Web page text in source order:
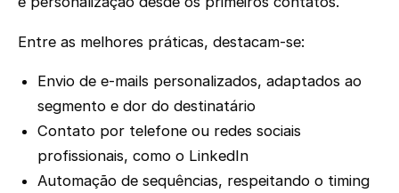
Entre as melhores práticas, destacam-se:
Envio de e-mails personalizados, adaptados ao
segmento e dor do destinatário
Contato por telefone ou redes sociais
profissionais, como o LinkedIn
Automação de sequências, respeitando o timing